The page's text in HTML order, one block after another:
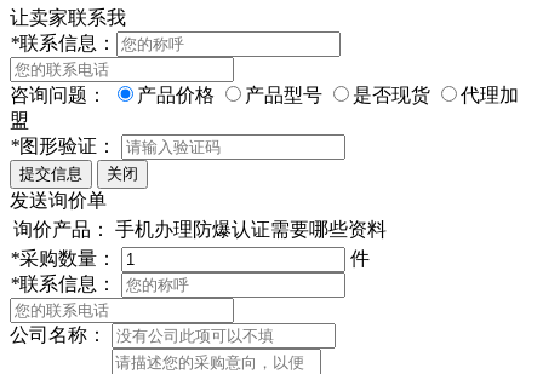
让卖家联系我
*联系信息：
咨询问题： 产品价格 产品型号 是否现货
代理加
盟
*图形验证：
发送询价单
询价产品：
手机办理防爆认证需要哪些资料
*采购数量：
件
*联系信息：
公司名称：